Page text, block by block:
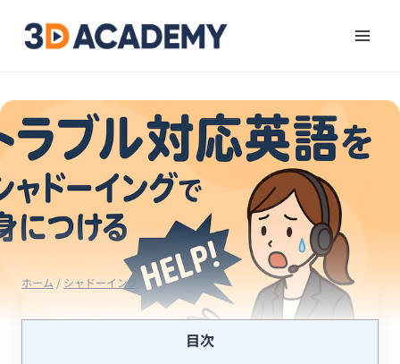
ホーム / シャドーイング
目次